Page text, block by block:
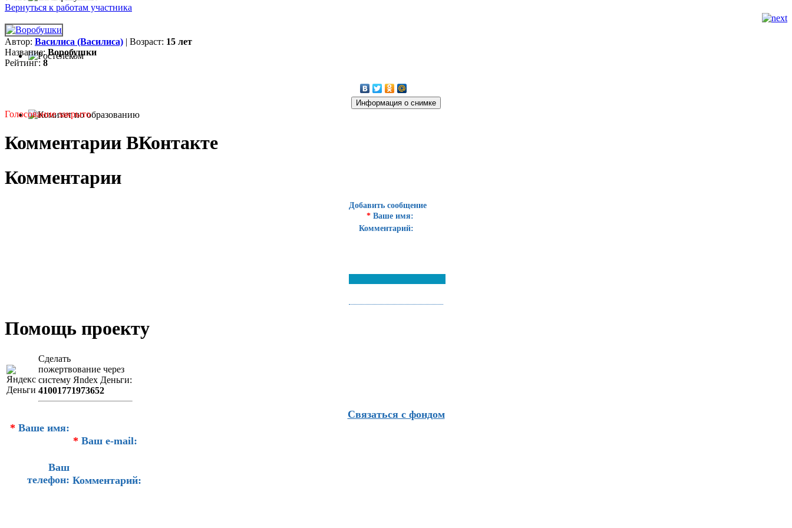
Вернуться к работам участника
Автор: Василиса (Василиса) | Возраст: 15 лет
Название:Воробушки
Рейтинг: 8
Голосование закрыто
Комментарии ВКонтакте
Комментарии
Добавить сообщение
* Ваше имя:
Комментарий:
Помощь проекту
Сделать
пожертвование через
систeму Яndex Деньги:
41001771973652
Связаться с фондом
* Ваше имя:
* Ваш e-mail:
Ваш
телефон: Комментарий: